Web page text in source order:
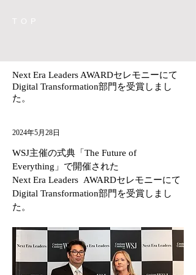
TOP
Next Era Leaders AWARDセレモニーにて
Digital Transformation部門を受賞しまし
た。
2024年5月28日
WSJ主催の式典「The Future of
Everything」で開催された
Next Era Leaders  AWARDセレモニーにて
Digital Transformation部門を受賞しまし
た。